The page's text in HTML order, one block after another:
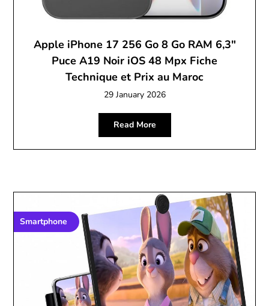
Apple iPhone 17 256 Go 8 Go RAM 6,3″
Puce A19 Noir iOS 48 Mpx Fiche
Technique et Prix au Maroc
29 January 2026
Read More
Smartphone